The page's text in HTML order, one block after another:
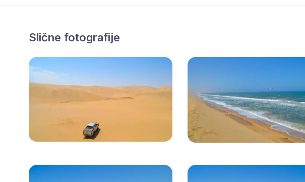
Slične fotografije